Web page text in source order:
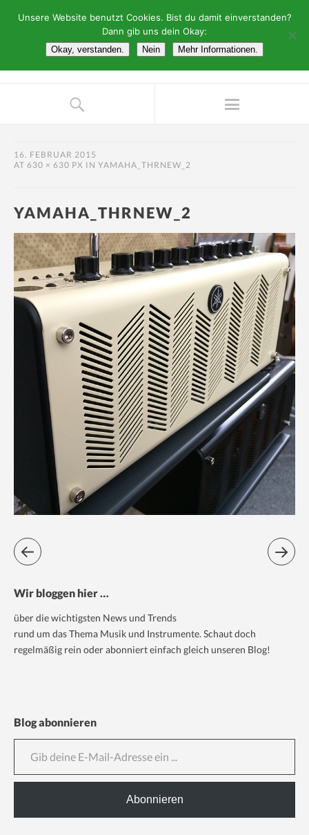
16. FEBRUAR 2015
AT 630 × 630 PX IN YAMAHA_THRNEW_2
YAMAHA_THRNEW_2
Wir bloggen hier …
über die wichtigsten News und Trends
rund um das Thema Musik und Instrumente. Schaut doch
regelmäßig rein oder abonniert einfach gleich unseren Blog!
Blog abonnieren
Gib deine E-Mail-Adresse ein ...
Abonnieren
Unsere Website benutzt Cookies. Bist du damit einverstanden?
Dann gib uns dein Okay:
Okay, verstanden. Nein Mehr Informationen.